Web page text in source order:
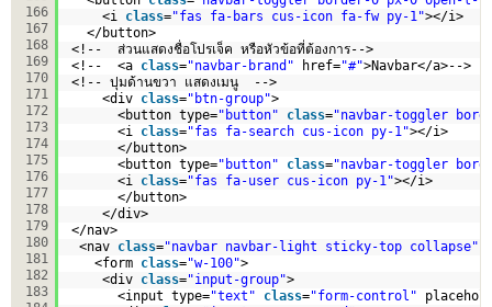
166
167
168
169
170
171
172
173
174
175
176
177
178
179
180
181
182
183
<i class="fas fa-bars cus-icon fa-fw py-1"></i>
</button>
<!--  ส่วนแสดงชื่อโปรเจ็ค หรือหัวข้อที่ต้องการ-->
<!--  <a class="navbar-brand" href="#">Navbar</a>-->
<!-- ปุมด้านขวา แสดงเมนู  -->
<div class="btn-group">
<button type="button" class="navbar-toggler
<i class="fas fa-search cus-icon py-1"></i>
</button>
<button type="button" class="navbar-toggler
<i class="fas fa-user cus-icon py-1"></i>
</button>
</div>
</nav>
<nav class="navbar navbar-light sticky-top collapse"
<form class="w-100">
<div class="input-group">
<input type="text" class="form-control"